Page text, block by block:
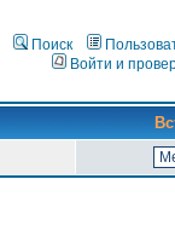
Поиск
Войти и